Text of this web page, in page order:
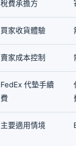
稅費承擔方
買家收貨體驗
賣家成本控制
FedEx 代墊手續
費
主要適用情境